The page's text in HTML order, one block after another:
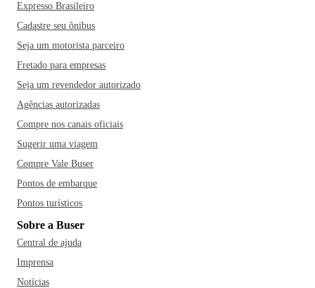
Expresso Brasileiro
Cadastre seu ônibus
Seja um motorista parceiro
Fretado para empresas
Seja um revendedor autorizado
Agências autorizadas
Compre nos canais oficiais
Sugerir uma viagem
Compre Vale Buser
Pontos de embarque
Pontos turísticos
Sobre a Buser
Central de ajuda
Imprensa
Notícias